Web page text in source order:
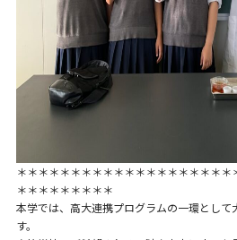
＊＊＊＊＊＊＊＊＊＊＊＊＊＊＊＊＊＊＊
＊＊＊＊＊＊＊＊＊
本学では、高大連携プログラムの一環として
す。